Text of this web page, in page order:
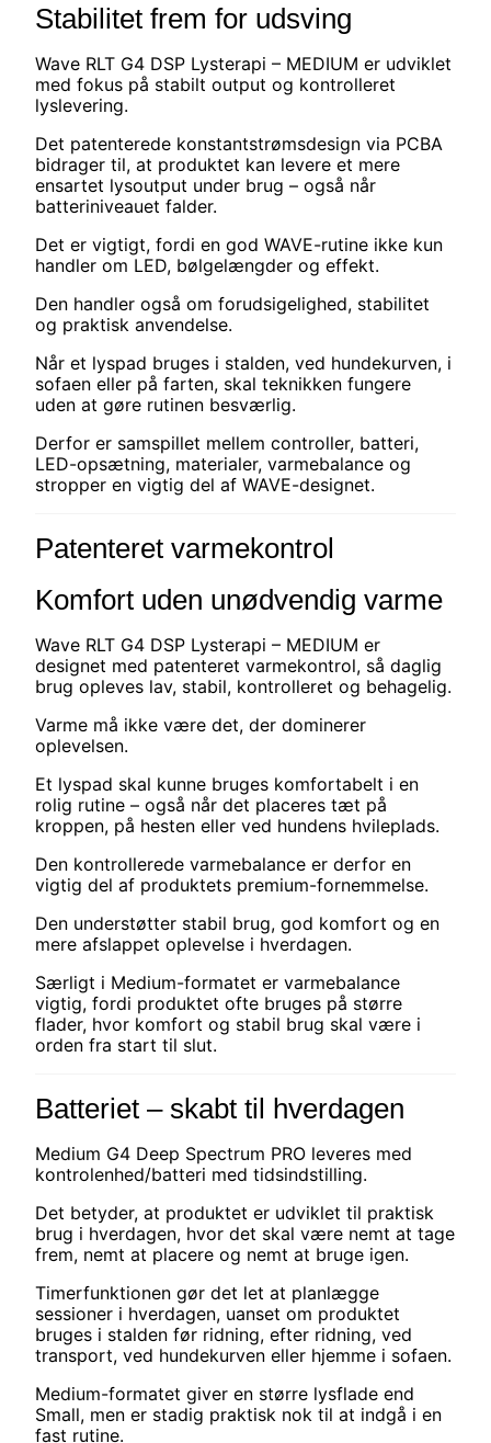
Stabilitet frem for udsving
Wave RLT G4 DSP Lysterapi – MEDIUM er udviklet
med fokus på stabilt output og kontrolleret
lyslevering.
Det patenterede konstantstrømsdesign via PCBA
bidrager til, at produktet kan levere et mere
ensartet lysoutput under brug – også når
batteriniveauet falder.
Det er vigtigt, fordi en god WAVE-rutine ikke kun
handler om LED, bølgelængder og effekt.
Den handler også om forudsigelighed, stabilitet
og praktisk anvendelse.
Når et lyspad bruges i stalden, ved hundekurven, i
sofaen eller på farten, skal teknikken fungere
uden at gøre rutinen besværlig.
Derfor er samspillet mellem controller, batteri,
LED-opsætning, materialer, varmebalance og
stropper en vigtig del af WAVE-designet.
Patenteret varmekontrol
Komfort uden unødvendig varme
Wave RLT G4 DSP Lysterapi – MEDIUM er
designet med patenteret varmekontrol, så daglig
brug opleves lav, stabil, kontrolleret og behagelig.
Varme må ikke være det, der dominerer
oplevelsen.
Et lyspad skal kunne bruges komfortabelt i en
rolig rutine – også når det placeres tæt på
kroppen, på hesten eller ved hundens hvileplads.
Den kontrollerede varmebalance er derfor en
vigtig del af produktets premium-fornemmelse.
Den understøtter stabil brug, god komfort og en
mere afslappet oplevelse i hverdagen.
Særligt i Medium-formatet er varmebalance
vigtig, fordi produktet ofte bruges på større
flader, hvor komfort og stabil brug skal være i
orden fra start til slut.
Batteriet – skabt til hverdagen
Medium G4 Deep Spectrum PRO leveres med
kontrolenhed/batteri med tidsindstilling.
Det betyder, at produktet er udviklet til praktisk
brug i hverdagen, hvor det skal være nemt at tage
frem, nemt at placere og nemt at bruge igen.
Timerfunktionen gør det let at planlægge
sessioner i hverdagen, uanset om produktet
bruges i stalden før ridning, efter ridning, ved
transport, ved hundekurven eller hjemme i sofaen.
Medium-formatet giver en større lysflade end
Small, men er stadig praktisk nok til at indgå i en
fast rutine.